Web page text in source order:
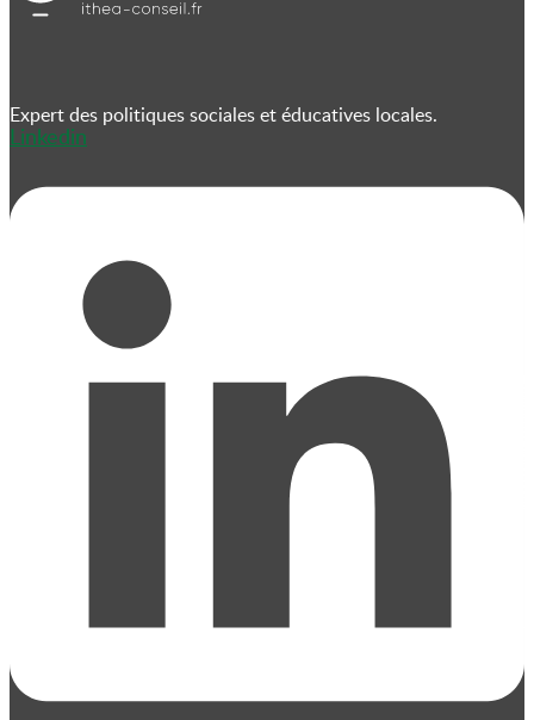
Expert des politiques sociales et éducatives locales.
Linkedin